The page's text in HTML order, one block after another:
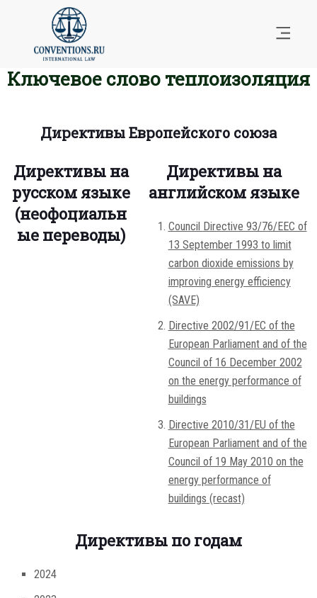
Ключевое слово теплоизоляция
Директивы Европейского союза
Директивы на
русском языке
(неофоциальн
ые переводы)
Директивы на
английском языке
Council Directive 93/76/EEC of
13 September 1993 to limit
carbon dioxide emissions by
improving energy efficiency
(SAVE)
Directive 2002/91/EC of the
European Parliament and of the
Council of 16 December 2002
on the energy performance of
buildings
Directive 2010/31/EU of the
European Parliament and of the
Council of 19 May 2010 on the
energy performance of
buildings (recast)
Директивы по годам
2024